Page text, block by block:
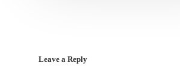
Leave a Reply